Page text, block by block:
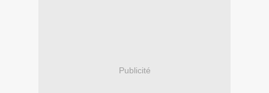
Publicité